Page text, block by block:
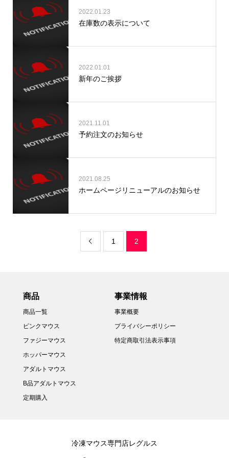
2022.01.23
在庫数の表示について
2022.01.01
新年のご挨拶
2021.11.01
予約注文のお知らせ
2021.08.25
ホームページリニューアルのお知らせ
 1 2
商品
商品一覧
ピンクマウス
ファジーマウス
ホッパーマウス
アダルトマウス
B品アダルトマウス
定期購入
事業情報
事業概要
プライバシーポリシー
特定商取引法表示事項
冷凍マウス専門店レグルス